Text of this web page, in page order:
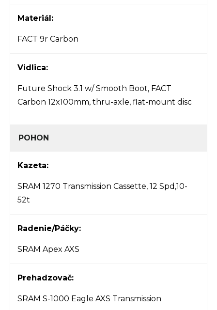
Materiál:
FACT 9r Carbon
Vidlica:
Future Shock 3.1 w/ Smooth Boot, FACT
Carbon 12x100mm, thru-axle, flat-mount disc
POHON
Kazeta:
SRAM 1270 Transmission Cassette, 12 Spd,10-
52t
Radenie/Páčky:
SRAM Apex AXS
Prehadzovač:
SRAM S-1000 Eagle AXS Transmission